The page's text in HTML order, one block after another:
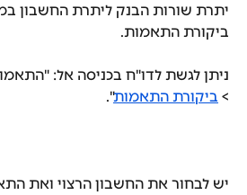
יתרת שורות הבנק ליתרת החשבון
ביקורת התאמות.
ניתן לגשת לדו"ח בכניסה אל:
> ביקורת התאמות".
יש לבחור את החשבון הרצוי ואת